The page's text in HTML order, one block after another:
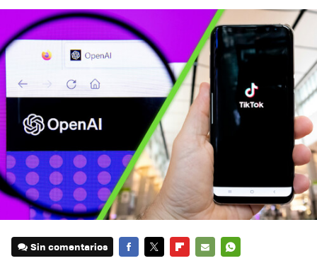
Sin comentarios